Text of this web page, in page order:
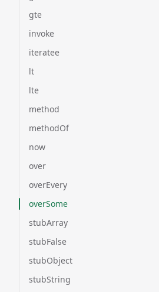
gte
invoke
iteratee
lt
lte
method
methodOf
now
over
overEvery
overSome
stubArray
stubFalse
stubObject
stubString